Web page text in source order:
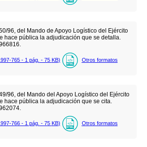
96, del Mando de Apoyo Logístico del Ejército
hace pública la adjudicación que se detalla.
765 - 1 pág. - 75 KB) Otros formatos
96, del Mando del Apoyo Logístico del Ejército
hace pública la adjudicación que se cita.
766 - 1 pág. - 75 KB) Otros formatos